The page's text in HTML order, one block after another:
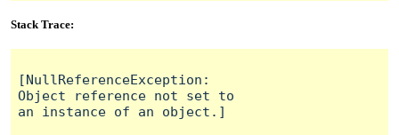
Stack Trace:
[NullReferenceException:
Object reference not set to
an instance of an object.]